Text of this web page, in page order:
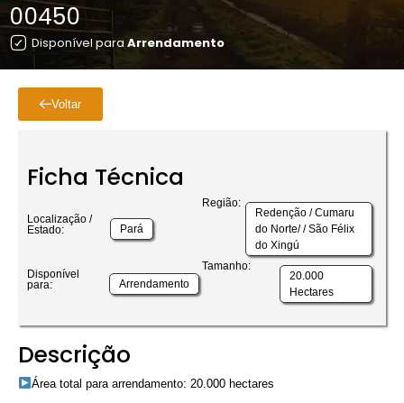
00450
Disponível para Arrendamento
Voltar
Ficha Técnica
Localização /
Estado:
Pará
Região:
Redenção / Cumaru
do Norte/ / São Félix
do Xingú
Disponível
para:
Arrendamento
Tamanho:
20.000
Hectares
Descrição
Área total para arrendamento: 20.000 hectares